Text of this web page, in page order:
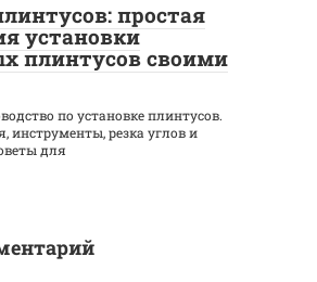
простая
установки
плинтусов своими
по установке плинтусов.
инструменты, резка углов и
для